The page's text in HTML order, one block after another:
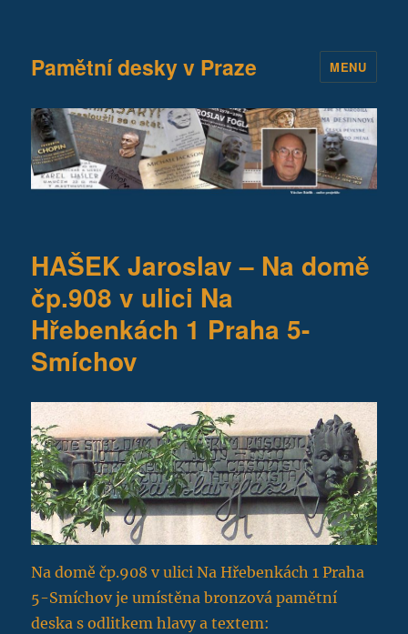
Pamětní desky v Praze MENU
HAŠEK Jaroslav – Na domě
čp.908 v ulici Na
Hřebenkách 1 Praha 5-
Smíchov
Na domě čp.908 v ulici Na Hřebenkách 1 Praha
5-Smíchov je umístěna bronzová pamětní
deska s odlitkem hlavy a textem: